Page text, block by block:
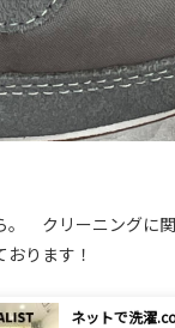
。 クリーニングに
ります！
ネットで洗濯